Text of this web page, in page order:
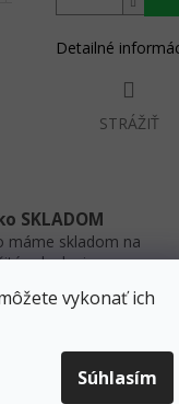
vykonať ich
Súhlasím
Detailné
STRÁŽIŤ
SKLADOM
máme skladom na
odoslanie.